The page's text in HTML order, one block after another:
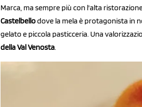
Marca, ma sempre più con l'alta
Castelbellodove la mela è protagonista in
gelato e piccola pasticceria. Una
della Val Venosta.